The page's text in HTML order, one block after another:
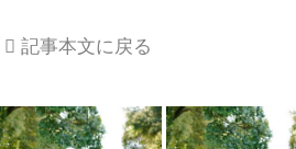
記事本文に戻る